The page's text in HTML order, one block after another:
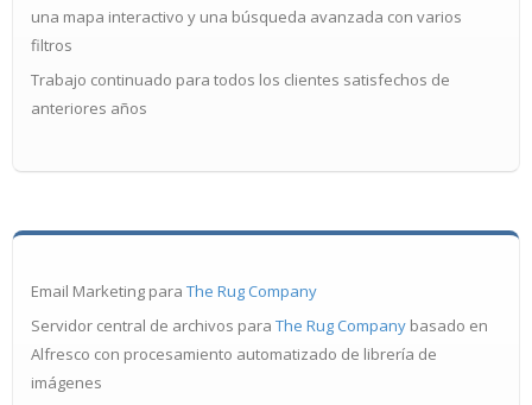
una mapa interactivo y una búsqueda avanzada con varios
filtros
Trabajo continuado para todos los clientes satisfechos de
anteriores años
Email Marketing para The Rug Company
Servidor central de archivos para The Rug Company basado en
Alfresco con procesamiento automatizado de librería de
imágenes